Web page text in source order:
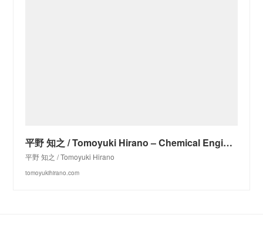
平野 知之 / Tomoyuki Hirano – Chemical Engineering, Particle Technology
平野 知之 / Tomoyuki Hirano
tomoyukihirano.com